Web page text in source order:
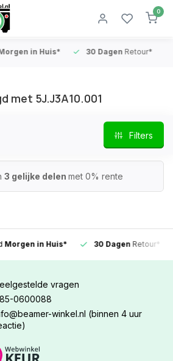
0
in Huis* 30 DagenRetour*
met 5J.J3A10.001
Filters
3 gelijke delen met 0% rente
in Huis* 30 DagenRetour*
vragen
0600088
winkel.nl (binnen 4 uur